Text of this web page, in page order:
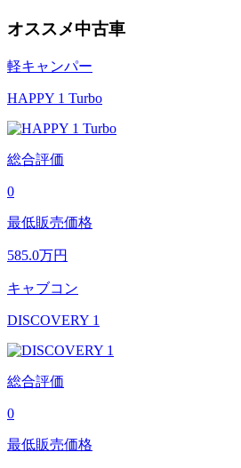
オススメ中古車
軽キャンパー
HAPPY 1 Turbo
総合評価
0
最低販売価格
585.0万円
キャブコン
DISCOVERY 1
総合評価
0
最低販売価格